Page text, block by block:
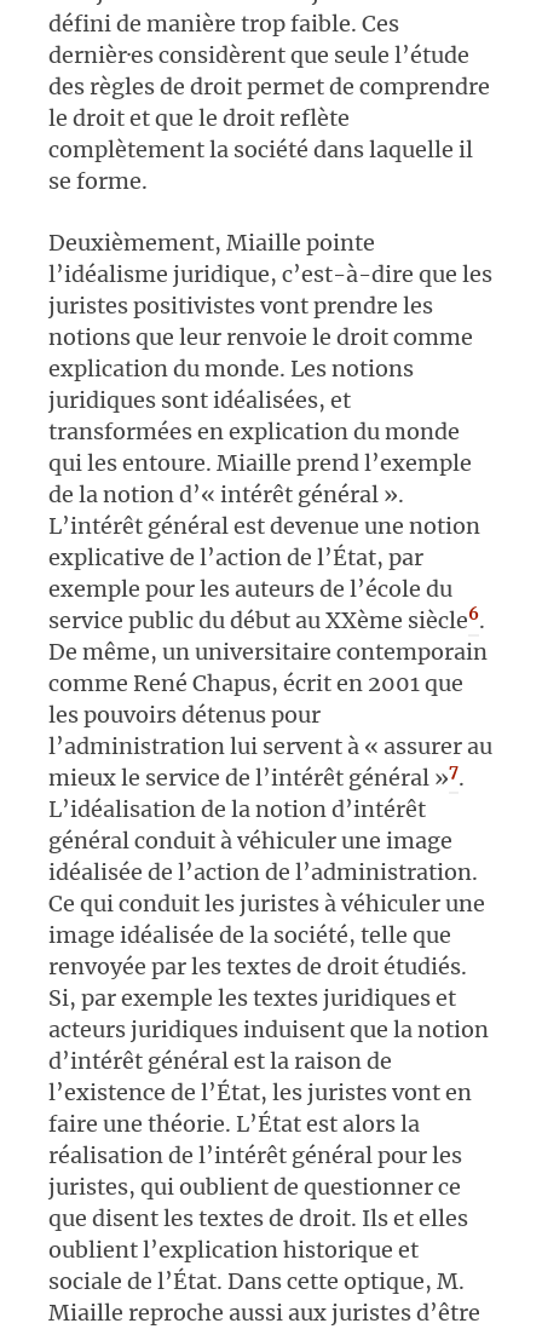
défini de manière trop faible. Ces
dernièr·es considèrent que seule l’étude
des règles de droit permet de comprendre
le droit et que le droit reflète
complètement la société dans laquelle il
se forme.
Deuxièmement, Miaille pointe
l’idéalisme juridique, c’est-à-dire que les
juristes positivistes vont prendre les
notions que leur renvoie le droit comme
explication du monde. Les notions
juridiques sont idéalisées, et
transformées en explication du monde
qui les entoure. Miaille prend l’exemple
de la notion d’« intérêt général ».
L’intérêt général est devenue une notion
explicative de l’action de l’État, par
exemple pour les auteurs de l’école du
service public du début au XXème siècle6.
De même, un universitaire contemporain
comme René Chapus, écrit en 2001 que
les pouvoirs détenus pour
l’administration lui servent à « assurer au
mieux le service de l’intérêt général »7.
L’idéalisation de la notion d’intérêt
général conduit à véhiculer une image
idéalisée de l’action de l’administration.
Ce qui conduit les juristes à véhiculer une
image idéalisée de la société, telle que
renvoyée par les textes de droit étudiés.
Si, par exemple les textes juridiques et
acteurs juridiques induisent que la notion
d’intérêt général est la raison de
l’existence de l’État, les juristes vont en
faire une théorie. L’État est alors la
réalisation de l’intérêt général pour les
juristes, qui oublient de questionner ce
que disent les textes de droit. Ils et elles
oublient l’explication historique et
sociale de l’État. Dans cette optique, M.
Miaille reproche aussi aux juristes d’être